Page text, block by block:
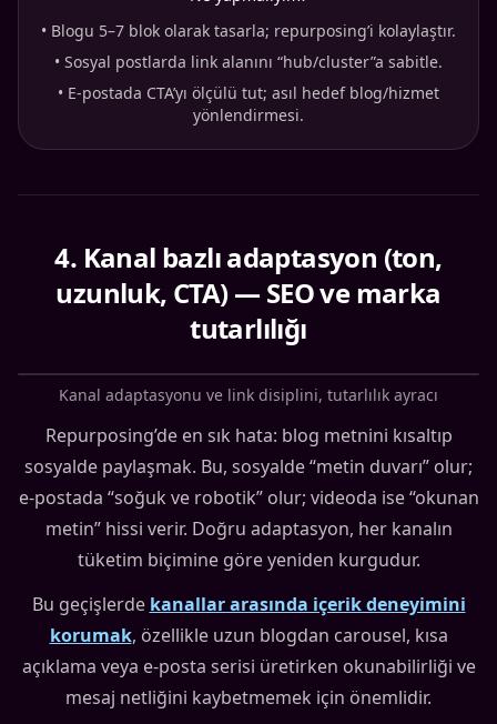
• Blogu 5–7 blok olarak tasarla; repurposing’i kolaylaştır.
• Sosyal postlarda link alanını “hub/cluster”a sabitle.
• E-postada CTA’yı ölçülü tut; asıl hedef blog/hizmet
yönlendirmesi.
4. Kanal bazlı adaptasyon (ton,
uzunluk, CTA) — SEO ve marka
tutarlılığı
Kanal adaptasyonu ve link disiplini, tutarlılık ayracı
Repurposing’de en sık hata: blog metnini kısaltıp
sosyalde paylaşmak. Bu, sosyalde “metin duvarı” olur;
e-postada “soğuk ve robotik” olur; videoda ise “okunan
metin” hissi verir. Doğru adaptasyon, her kanalın
tüketim biçimine göre yeniden kurgudur.
Bu geçişlerde kanallar arasında içerik deneyimini
korumak, özellikle uzun blogdan carousel, kısa
açıklama veya e-posta serisi üretirken okunabilirliği ve
mesaj netliğini kaybetmemek için önemlidir.